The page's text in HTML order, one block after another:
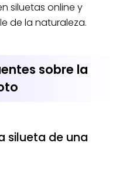
siluetas online y
de la naturaleza.
sobre la
silueta de una